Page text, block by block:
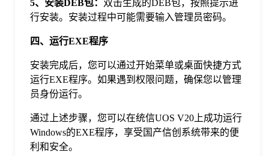
5、 安装DEB包： 双击生成的DEB包，按照提示进
行安装。安装过程中可能需要输入管理员密码。
四、运行EXE程序
安装完成后，您可以通过开始菜单或桌面快捷方式
运行EXE程序。如果遇到权限问题，确保您以管理
员身份运行。
通过上述步骤，您可以在统信UOS V20上成功运行
Windows的EXE程序，享受国产信创系统带来的便
利和安全。